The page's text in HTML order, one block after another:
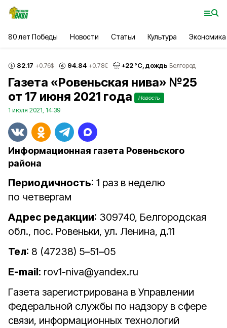
80 лет Победы Новости Статьи Культура Экономика
82.17 +0.76$ 94.84 +0.78€ +22°С, дождь Белгород
Газета «Ровеньская нива» №25
от 17 июня 2021 года
Новость
1 июля 2021, 14:39
Информационная газета Ровеньского
района
Периодичность: 1 раз в неделю
по четвергам
Адрес редакции: 309740, Белгородская
обл., пос. Ровеньки, ул. Ленина, д.11
Тел: 8 (47238) 5–51–05
E-mail: rov1-niva@yandex.ru
Газета зарегистрирована в Управлении
Федеральной службы по надзору в сфере
связи, информационных технологий